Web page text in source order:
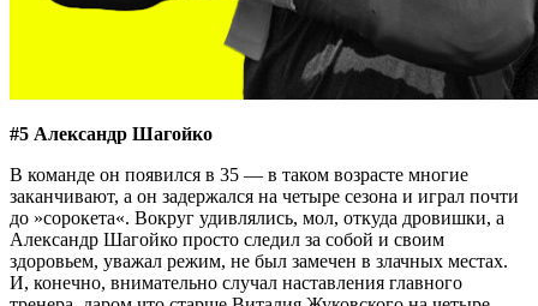
#5 Александр Шагойко
В команде он появился в 35 — в таком возрасте многие
заканчивают, а он задержался на четыре сезона и играл почти
до »сорокета«. Вокруг удивлялись, мол, откуда дровишки, а
Александр Шагойко просто следил за собой и своим
здоровьем, уважал режим, не был замечен в злачных местах.
И, конечно, внимательно случал наставления главного